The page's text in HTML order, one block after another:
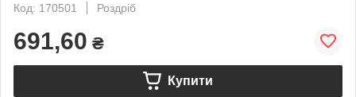
Код: 170501
Роздріб
691,60 ₴
Купити